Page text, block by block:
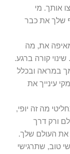
אותך. מי
שלך את כבר
את, מה
קורה ברגע.
במראה ובכלל
עינייך את
מה זה יופי,
ורק דרך
את העולם שלך.
טוב, שתרגישי